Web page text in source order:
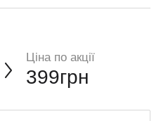
Ціна по акції
399грн